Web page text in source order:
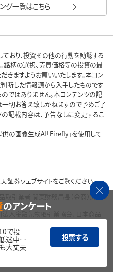
グ一覧はこちら
おり、投資その他の行動を勧誘する
銘柄の選択、売買価格等の投資の最
きますようお願いいたします。本コン
断した情報源から入手したものです
ではありません。本コンテンツの記
切お答え致しかねますので予めご了
の記載内容は、予告なしに変更するこ
の画像生成AI「Firefly」を使用して
証券ウェブサイトをご覧ください。
取引業者 関東財務局長（金商）第195
人金融先物取引業協会、日本商品
融商品取引業協会、一般社団法人資
のアンケート
で投
低迷中…
大丈夫
投票する